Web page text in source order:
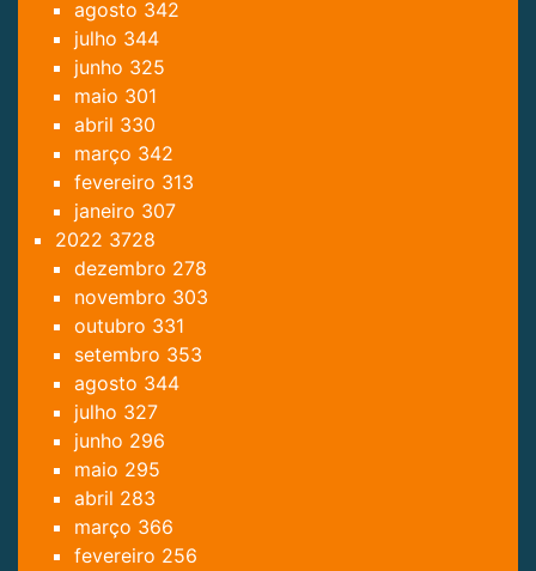
agosto 342
julho 344
junho 325
maio 301
abril 330
março 342
fevereiro 313
janeiro 307
2022 3728
dezembro 278
novembro 303
outubro 331
setembro 353
agosto 344
julho 327
junho 296
maio 295
abril 283
março 366
fevereiro 256